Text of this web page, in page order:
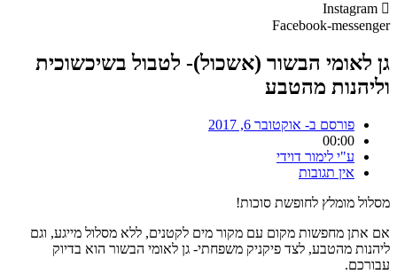
Instagram
Facebook-messenger
גן לאומי הבשור (אשכול)- לטבול בשיכשוכית
וליהנות מהטבע
פורסם ב- אוקטובר 6, 2017
00:00
ע"י לימור דוידי
אין תגובות
מסלול מומלץ לחופשת סוכות!
אם אתן מחפשות מקום עם מקור מים לקטנים, ללא מסלול מייגע, וגם
ליהנות מהטבע, לצד פיקניק משפחתי- גן לאומי הבשור הוא בדיוק
עבורכם.